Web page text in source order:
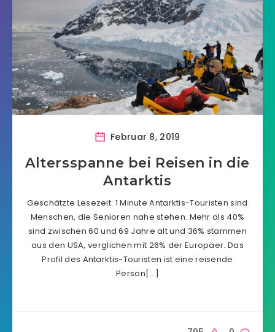
Februar 8, 2019
Altersspanne bei Reisen in die
Antarktis
Geschätzte Lesezeit: 1 Minute Antarktis-Touristen sind
Menschen, die Senioren nahe stehen. Mehr als 40%
sind zwischen 60 und 69 Jahre alt und 36% stammen
aus den USA, verglichen mit 26% der Europäer. Das
Profil des Antarktis-Touristen ist eine reisende
Person[…]